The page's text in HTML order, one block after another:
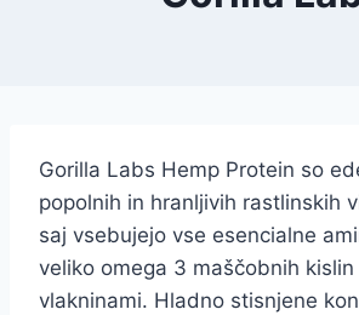
Gorilla Labs Hemp Protein so
popolnih in hranljivih rastlinskih
saj vsebujejo vse esencialne
veliko omega 3 maščobnih
vlakninami. Hladno stisnjene